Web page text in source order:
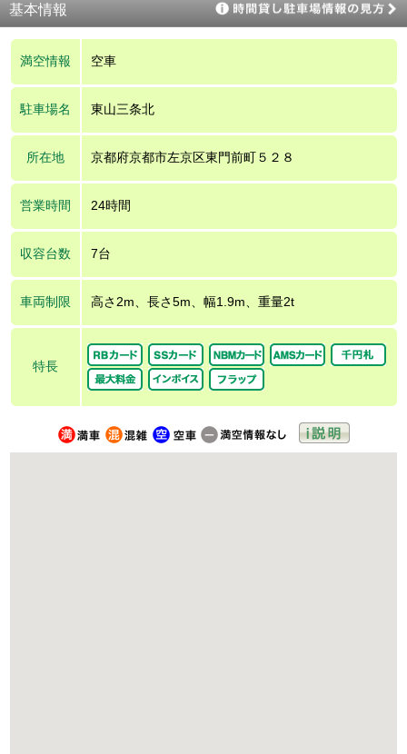
基本情報
満空情報 空車
駐車場名 東山三条北
所在地 京都府京都市左京区東門前町５２８
営業時間 24時間
収容台数 7台
車両制限 高さ2m、長さ5m、幅1.9m、重量2t
特長